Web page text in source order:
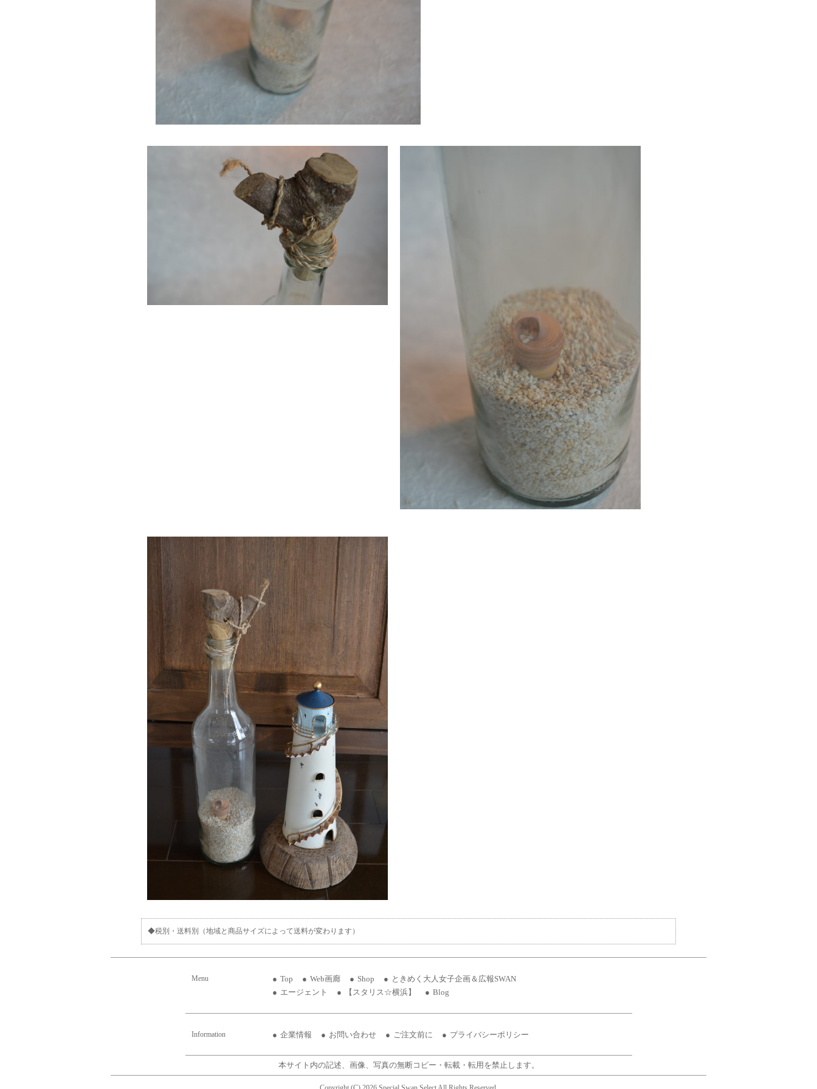
◆税別・送料別（地域と商品サイズによって送料が変わります）
Menu Top Web画廊 Shop
ときめく大人女子企画＆広報SWAN
エージェント
【スタリス☆横浜】 Blog
Information 企業情報 お問い合わせ ご注文前に プライバシーポリシー
本サイト内の記述、画像、写真の無断コピー・転載・転用を禁止します。